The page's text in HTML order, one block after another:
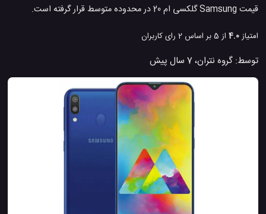
قیمت Samsung گلکسی ام 20 در محدوده متوسط قرار گرفته است.
امتیاز4.0 از 5 بر اساس 2 رای کاربران
توسط: گروه نتران، 7 سال پیش